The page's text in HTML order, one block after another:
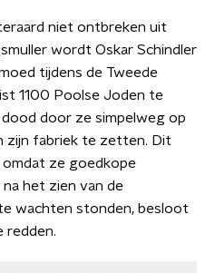
niet ontbreken uit
wordt Oskar Schindler
tijdens de Tweede
1100 Poolse Joden te
door ze simpelweg op
zijn fabriek te zetten. Dit
ze goedkope
het zien van de
wachten stonden, besloot
redden.